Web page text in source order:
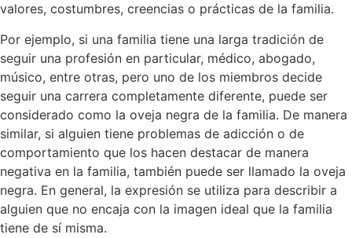
valores, costumbres, creencias o prácticas de la familia.
Por ejemplo, si una familia tiene una larga tradición de
seguir una profesión en particular, médico, abogado,
músico, entre otras, pero uno de los miembros decide
seguir una carrera completamente diferente, puede ser
considerado como la oveja negra de la familia. De manera
similar, si alguien tiene problemas de adicción o de
comportamiento que los hacen destacar de manera
negativa en la familia, también puede ser llamado la oveja
negra. En general, la expresión se utiliza para describir a
alguien que no encaja con la imagen ideal que la familia
tiene de sí misma.